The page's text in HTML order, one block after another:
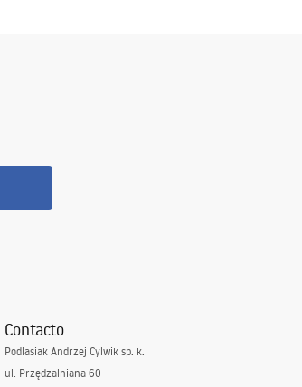
Contacto
Podlasiak Andrzej Cylwik sp. k.
ul. Przędzalniana 60